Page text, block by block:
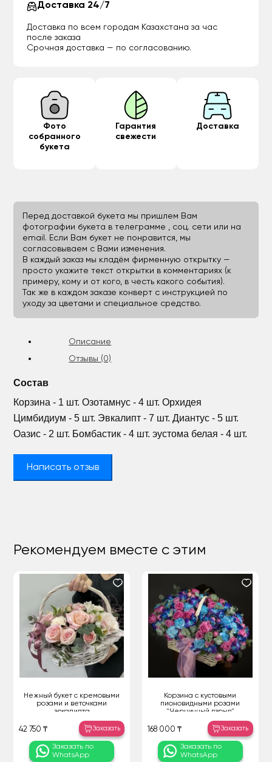
Доставка 24/7
Доставка по всем городам Казахстана за час
после заказа
Срочная доставка — по согласованию.
Фото
собранного
букета
Гарантия
свежести
Доставка
Перед доставкой букета мы пришлем Вам
фотографии букета в телеграмме , соц. сети или на
email. Если Вам букет не понравится, мы
согласовываем с Вами изменения.
В каждый заказ мы кладём фирменную открытку —
просто укажите текст открытки в комментариях (к
примеру, кому и от кого, в честь какого события).
Так же в каждом заказе конверт с инструкцией по
уходу за цветами и специальное средство.
Описание
Отзывы (0)
Состав
Корзина - 1 шт. Озотамнус - 4 шт. Орхидея
Цимбидиум - 5 шт. Эвкалипт - 7 шт. Диантус - 5 шт.
Оазис - 2 шт. Бомбастик - 4 шт. эустома белая - 4 шт.
Написать отзыв
Рекомендуем вместе с этим
Нежный букет с кремовыми
розами и веточками
эвкалипта
42 750 ₸ Заказать
Заказать по
WhatsApp
Корзина с кустовыми
пионовидными розами
"Черничный взрыв"
168 000 ₸ Заказать
Заказать по
WhatsApp